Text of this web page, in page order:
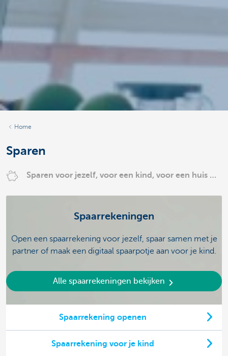
Home
Sparen
Sparen voor jezelf, voor een kind, voor een huis …
Spaarrekeningen
Open een spaarrekening voor jezelf, spaar samen met je
partner of maak een digitaal spaarpotje aan voor je kind.
Alle spaarrekeningen bekijken
Spaarrekening openen
Spaarrekening voor je kind